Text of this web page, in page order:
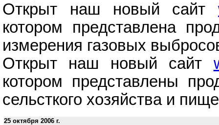
Открыт наш новый сайт
котором представлена
измерения газовых
Открыт наш новый сайт
котором представлены
сельсткого хозяйства и
25 октября 2006 г.